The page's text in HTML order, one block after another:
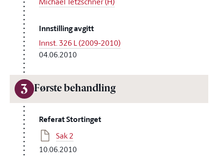
Innstilling avgitt
Innst. 326 L (2009-2010)
04.06.2010
3 Første behandling
Referat Stortinget
Sak 2
10.06.2010